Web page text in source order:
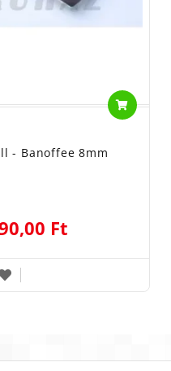
- Banoffee 8mm
Ft